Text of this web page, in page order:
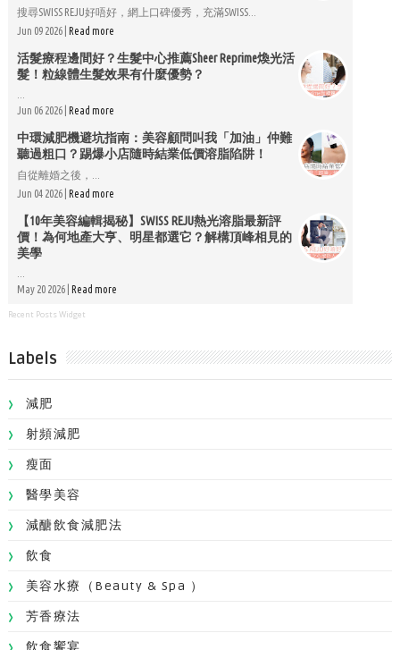
搜尋SWISS REJU好唔好，網上口碑優秀，充滿SWISS...
Jun 09 2026 | Read more
活髮療程邊間好？生髮中心推薦Sheer Reprime煥光活
髮！粒線體生髮效果有什麼優勢？
Jun 06 2026 | Read more
中環減肥機避坑指南：美容顧問叫我「加油」仲難
聽過粗口？踢爆小店隨時結業低價溶脂陷阱！
自從離婚之後，...
Jun 04 2026 | Read more
【10年美容編輯揭秘】SWISS REJU熱光溶脂最新評
價！為何地產大亨、明星都選它？解構頂峰相見的
美學
May 20 2026 | Read more
Recent Posts Widget
Labels
減肥
射頻減肥
瘦面
醫學美容
減醣飲食減肥法
飲食
美容水療（Beauty & Spa ）
芳香療法